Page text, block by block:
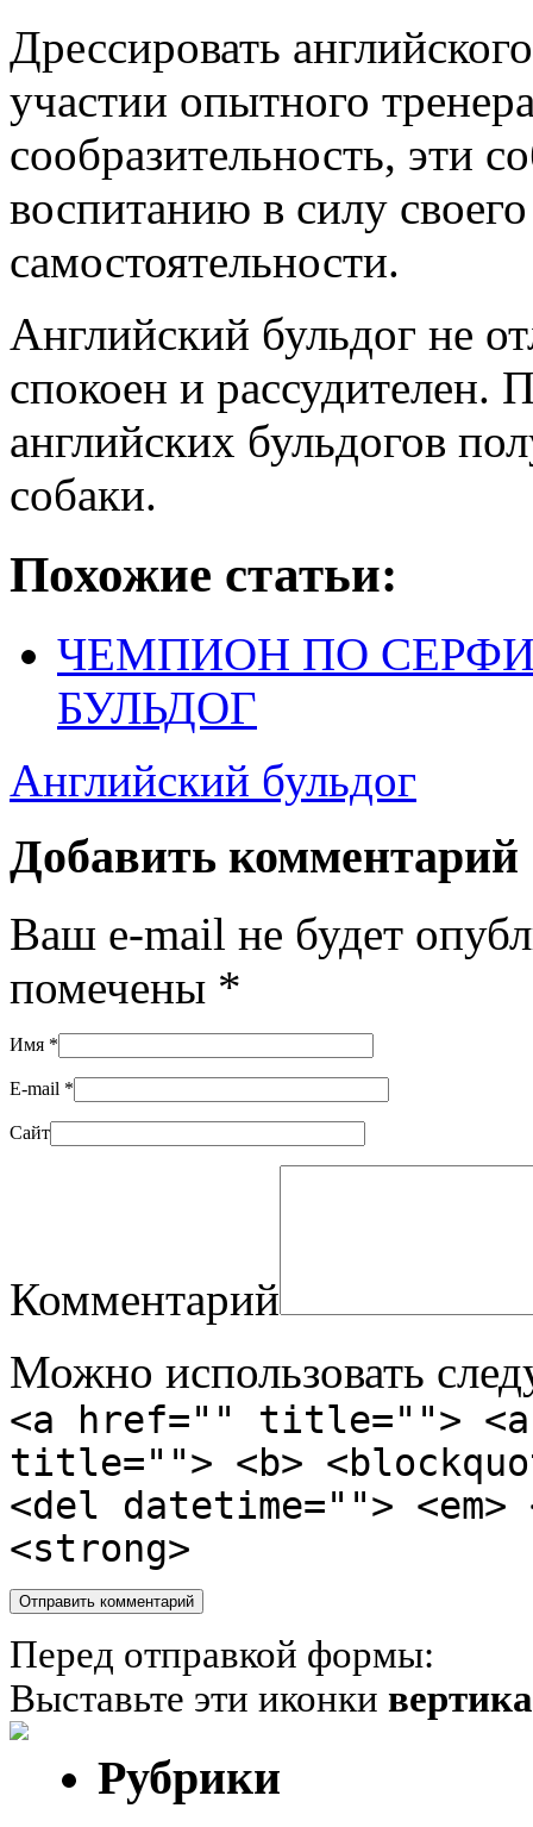
Дрессировать
участии опытного
сообразительность, эти
воспитанию в силу
самостоятельности.
Английский бульдог не
спокоен и рассудителен.
английских бульдогов
собаки.
Похожие статьи:
ЧЕМПИОН ПО
БУЛЬДОГ
Английский бульдог
Добавить комментарий
Ваш e-mail не будет
помечены *
Имя *
E-mail *
Сайт
Комментарий
Можно использовать
<a href="" title="">
title=""> <b>
<del datetime="">
<strong>
Перед отправкой формы:
Выставьте эти иконки
Рубрики